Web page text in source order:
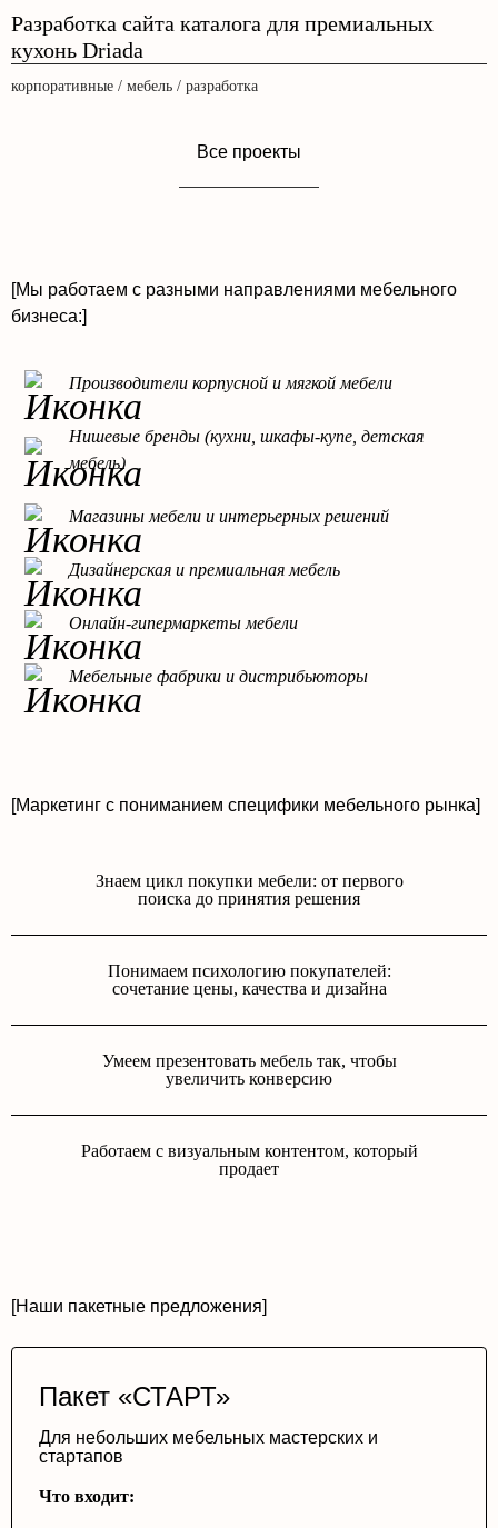
Разработка сайта каталога для премиальных
кухонь Driada
корпоративные / мебель / разработка
Все проекты
[Мы работаем с разными направлениями мебельного
бизнеса:]
Производители корпусной и мягкой мебели
Нишевые бренды (кухни, шкафы-купе, детская
мебель)
Магазины мебели и интерьерных решений
Дизайнерская и премиальная мебель
Онлайн-гипермаркеты мебели
Мебельные фабрики и дистрибьюторы
[Маркетинг с пониманием специфики мебельного рынка]
Знаем цикл покупки мебели: от первого
поиска до принятия решения
Понимаем психологию покупателей:
сочетание цены, качества и дизайна
Умеем презентовать мебель так, чтобы
увеличить конверсию
Работаем с визуальным контентом, который
продает
[Наши пакетные предложения]
Пакет «СТАРТ»
Для небольших мебельных мастерских и
стартапов
Что входит: